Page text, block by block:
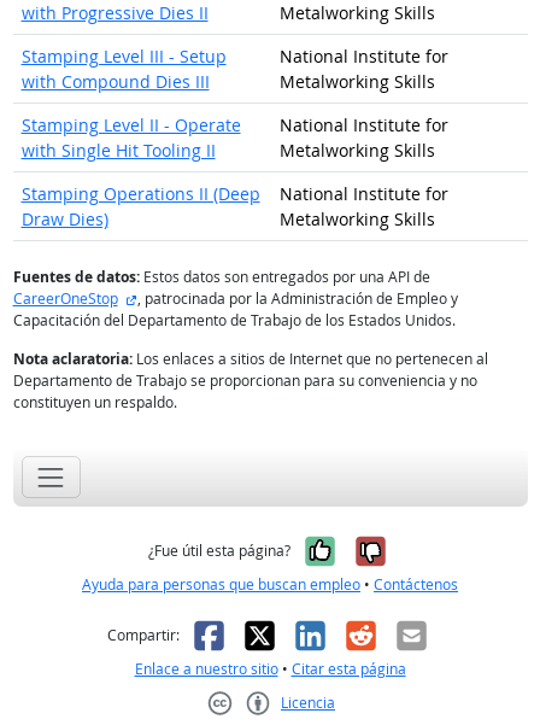
with Progressive Dies II
Metalworking Skills
Stamping Level III - Setup
with Compound Dies III
National Institute for
Metalworking Skills
Stamping Level II - Operate
with Single Hit Tooling II
National Institute for
Metalworking Skills
Stamping Operations II (Deep
Draw Dies)
National Institute for
Metalworking Skills
Fuentes de datos:Estos datos son entregados por una API de
CareerOneStop
sitio externo
, patrocinada por la Administración de Empleo y
Capacitación del Departamento de Trabajo de los Estados Unidos.
Nota aclaratoria:Los enlaces a sitios de Internet que no pertenecen al
Departamento de Trabajo se proporcionan para su conveniencia y no
constituyen un respaldo.
¿Fue útil esta página? Sí, fue útil
No, no fue
Ayuda para personas que buscan empleo • Contáctenos
Compartir: Facebook
X LinkedIn
RedditCorreo
Enlace a nuestro sitio• Citar esta página
Licencia